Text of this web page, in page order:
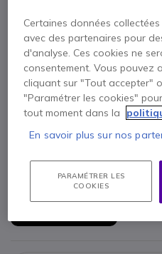
Points Forts
Design ergonomique vertical
Technologie sans-fil basse
4000 DPI
Boutons latéraux
Portée sans-fil : jusqu'à10 m
Compatible avec les
Mac
Afficher plus
1 X Logitech Lift for Business
Certaines données
avec des partenaires pour
d'analyse. Ces cookies ne
consentement. Vous pouvez
cliquant sur "Tout accepter"
"Paramétrer les cookies"
tout moment dans la
En savoir plus sur nos
PARAMÉTRER LES
COOKIES